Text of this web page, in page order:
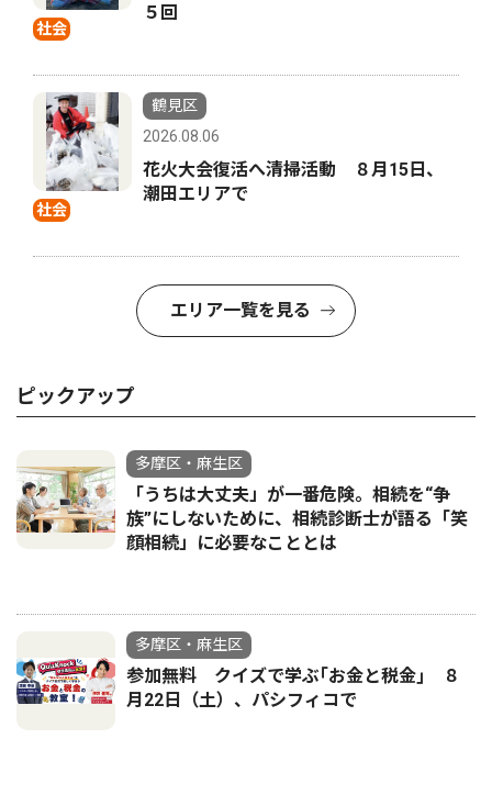
社会
５回
社会
鶴見区
2026.08.06
花火大会復活へ清掃活動 ８月15日、
潮田エリアで
エリア一覧を見る
ピックアップ
多摩区・麻生区
「うちは大丈夫」が一番危険。相続を“争
族”にしないために、相続診断士が語る「笑
顔相続」に必要なこととは
多摩区・麻生区
参加無料 クイズで学ぶ｢お金と税金｣ ８
月22日（土）、パシフィコで